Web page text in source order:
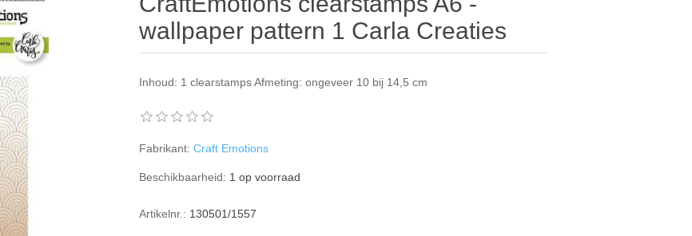
wallpaper pattern 1 Carla Creaties
Inhoud: 1 clearstamps Afmeting: ongeveer 10 bij 14,5 cm
Fabrikant: Craft Emotions
Beschikbaarheid: 1 op voorraad
Artikelnr.: 130501/1557